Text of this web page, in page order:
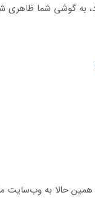
به گوشی شما
همین حالا به وب‌سایت